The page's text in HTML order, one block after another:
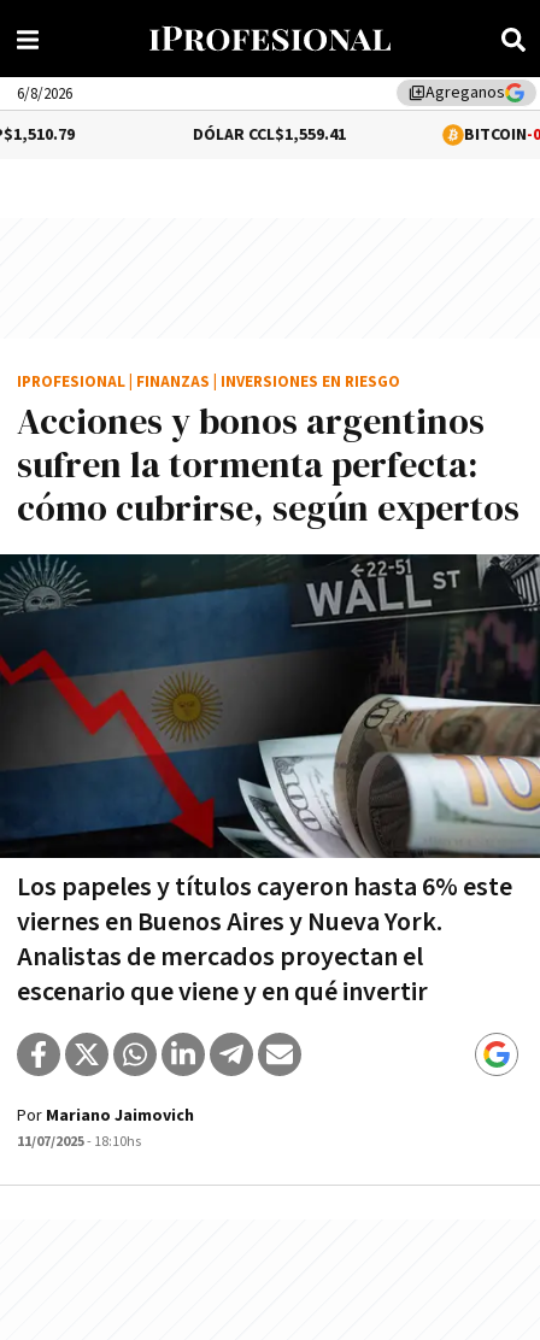
library_addAgreganos
6/8/2026
$1,559.41 -0.02%
Acciones y bonos argentinos
sufren la tormenta perfecta:
cómo cubrirse, según expertos
Los papeles y títulos cayeron hasta 6% este
viernes en Buenos Aires y Nueva York.
Analistas de mercados proyectan el
escenario que viene y en qué invertir
IPROFESIONAL FINANZAS INVERSIONES EN RIESGO
Por Mariano Jaimovich
11/07/2025- 18:10hs